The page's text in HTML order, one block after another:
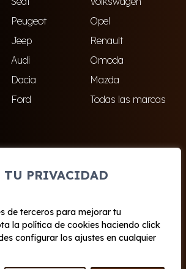
TU PRIVACIDAD
de terceros para mejorar tu
la política de cookies haciendo click
configurar los ajustes en cualquier
Peugeot
Opel
Jeep
Renault
Audi
Omoda
Dacia
Mazda
Ford Todas las marcas
Roquetas de Mar
- 2026 Cabo Renting